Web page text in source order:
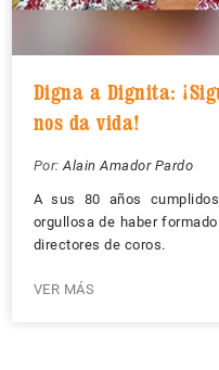
Digna a Dignita:
nos da vida!
Por: Alain Amador Pardo
A sus 80 años
orgullosa de haber
directores de coros.
VER MÁS